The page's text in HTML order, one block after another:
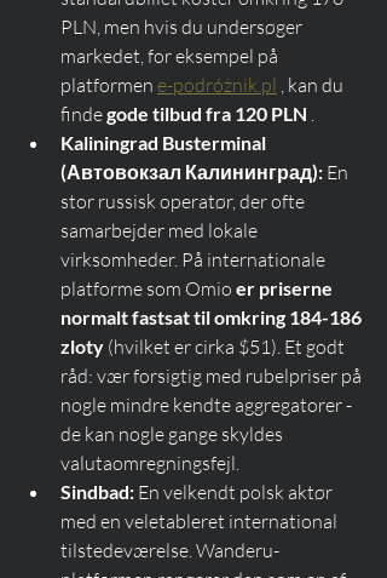
PLN, men hvis du undersøger
markedet, for eksempel på
platformen e-podróżnik.pl , kan du
finde gode tilbud fra 120 PLN
Kaliningrad Busterminal
(Автовокзал Калининград): En
stor russisk operatør, der ofte
samarbejder med lokale
virksomheder. På internationale
platforme som Omio er priserne
normalt fastsat til omkring 184-186
zloty (hvilket er cirka $51). Et godt
råd: vær forsigtig med rubelpriser på
nogle mindre kendte aggregatorer -
de kan nogle gange skyldes
valutaomregningsfejl.
Sindbad: En velkendt polsk aktør
med en veletableret international
tilstedeværelse. Wanderu-